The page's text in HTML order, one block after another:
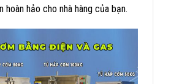
hoàn hảo cho nhà hàng của bạn.